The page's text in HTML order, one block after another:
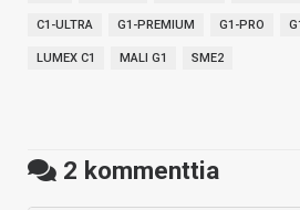
C1-ULTRA G1-PREMIUM G1-PRO
LUMEX C1 MALI G1 SME2
2 kommenttia